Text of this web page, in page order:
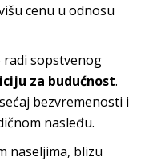
cenu u odnosu
radi sopstvenog
za budućnost.
bezvremenosti i
nasleđu.
naseljima, blizu